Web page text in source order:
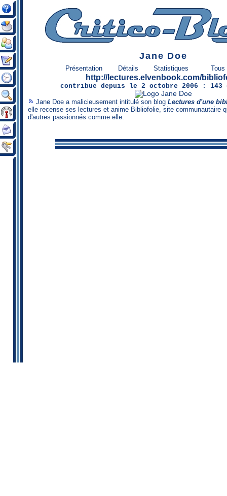
Jane Doe
Présentation Détails Statistiques Tous
http://lectures.elvenbook.com/
contribuedepuis le 2 octobre 2006 : 143
Jane Doe a malicieusement intitulé son blog Lectures d'une
elle recense ses lectures et anime Bibliofolie, site communautaire
d'autres passionnés comme elle.